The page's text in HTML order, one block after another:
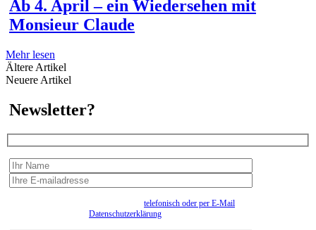
Ab 4. April – ein Wiedersehen mit
Monsieur Claude
Mehr lesen
Ältere Artikel
Neuere Artikel
Newsletter?
telefonisch oder per E-Mail
Datenschutzerklärung